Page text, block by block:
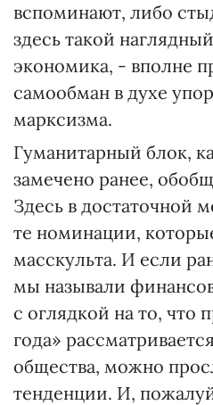
вспоминают, либо
здесь такой
экономика, - вполне
самообман в духе
марксизма.
Гуманитарный блок,
замечено ранее,
Здесь в достаточной
те номинации,
масскульта. И если
мы называли
с оглядкой на то, что
года»
общества, можно
тенденции. И,